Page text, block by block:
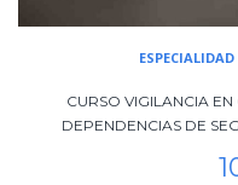
CURSO VIGILANCIA
DEPENDENCIAS DE